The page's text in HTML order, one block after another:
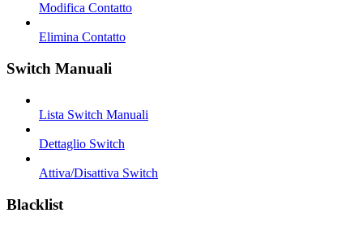
Modifica Contatto
Elimina Contatto
Switch Manuali
Lista Switch Manuali
Dettaglio Switch
Attiva/Disattiva Switch
Blacklist